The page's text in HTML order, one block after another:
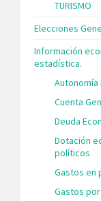
TURISMO
Elecciones
Información
estadística.
Autonomía
Cuenta
Deuda
Dotación
políticos
Gastos en
Gastos